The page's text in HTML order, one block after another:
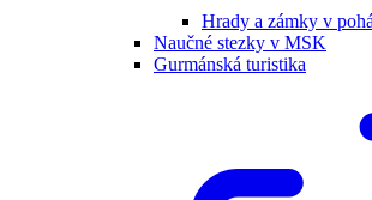
Hrady a zámky v
Naučné stezky v MSK
Gurmánská turistika